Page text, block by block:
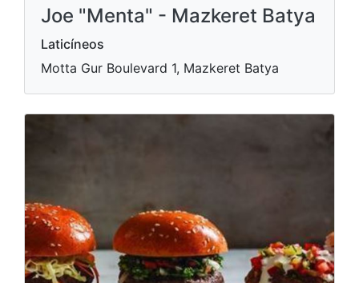
Joe "Menta" - Mazkeret Batya
Laticíneos
Motta Gur Boulevard 1, Mazkeret Batya